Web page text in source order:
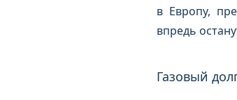
в Европу,
впредь
Газовый